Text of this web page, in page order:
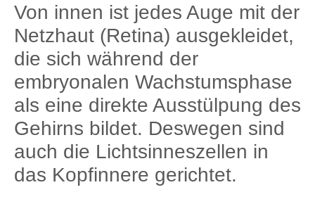
Von innen ist jedes Auge mit der
Netzhaut (Retina) ausgekleidet,
die sich während der
embryonalen Wachstumsphase
als eine direkte Ausstülpung des
Gehirns bildet. Deswegen sind
auch die Lichtsinneszellen in
das Kopfinnere gerichtet.